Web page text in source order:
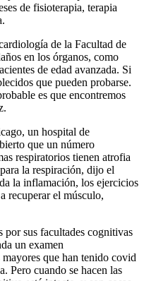
de fisioterapia, terapia
de la Facultad de
en los órganos, como
de edad avanzada. Si
que pueden probarse.
es que encontremos
un hospital de
que un número
respiratorios tienen atrofia
la respiración, dijo el
la inflamación, los ejercicios
recuperar el músculo,
por sus facultades cognitivas
un examen
que han tenido covid
Pero cuando se hacen las